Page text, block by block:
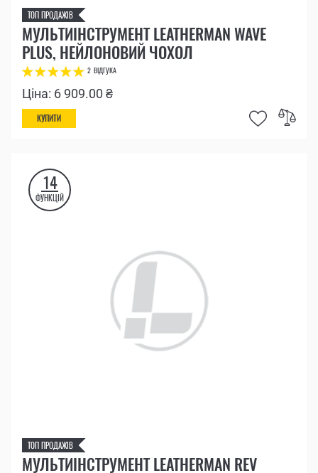
ТОП ПРОДАЖІВ
МУЛЬТИІНСТРУМЕНТ LEATHERMAN WAVE
PLUS, НЕЙЛОНОВИЙ ЧОХОЛ
2 ВІДГУКА
Ціна: 6 909.00 ₴
КУПИТИ
14
ФУНКЦІЙ
ТОП ПРОДАЖІВ
МУЛЬТИІНСТРУМЕНТ LEATHERMAN REV